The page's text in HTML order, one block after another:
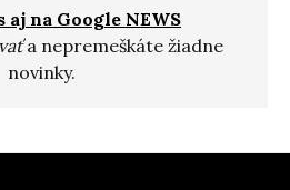
aj na Google NEWS
a nepremeškáte žiadne
novinky.